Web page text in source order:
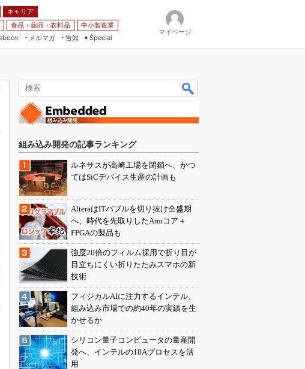
キャリア
食品・薬品・衣料品
中小製造業
メルマガ
告知 Special
マイページ
組み込み開発の記事ランキング
ルネサスが高崎工場を閉鎖へ、かつ
てはSiCデバイス生産の計画も
AlteraはITバブルを切り抜け全盛期
へ、時代を先取りしたArmコア＋
FPGAの製品も
強度20倍のフィルム採用で折り目が
目立ちにくい折りたたみスマホの新
技術
フィジカルAIに注力するインテル、
組み込み市場での約40年の実績を生
かせるか
シリコン量子コンピュータの量産開
発へ、インテルの18Aプロセスを活
用